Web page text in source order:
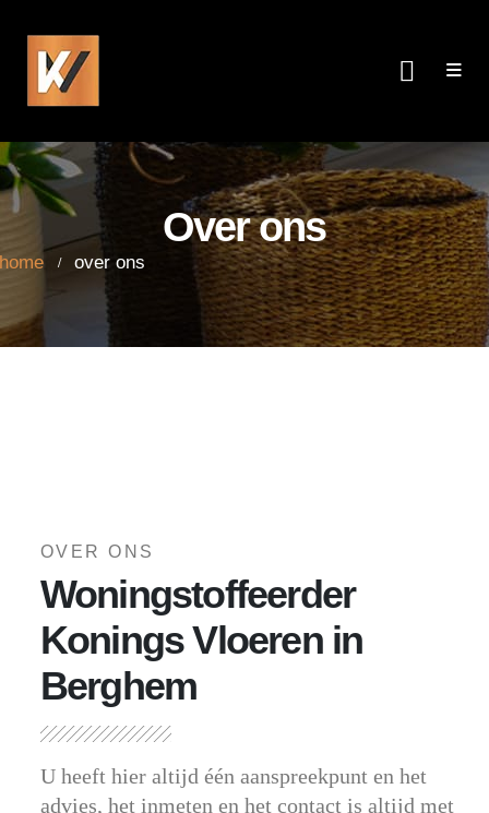
over ons
Over ons
home over ons
OVER ONS
Woningstoffeerder
Konings Vloeren in
Berghem
U heeft hier altijd één aanspreekpunt en het
advies, het inmeten en het contact is altijd met